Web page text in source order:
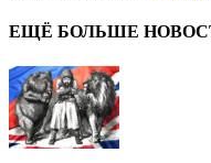
ЕЩЁ БОЛЬШЕ